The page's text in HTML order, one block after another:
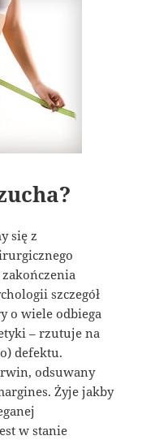
się z
szczegół
o wiele odbiega
– rzutuje na
defektu.
odsuwany
Żyje jakby
w stanie